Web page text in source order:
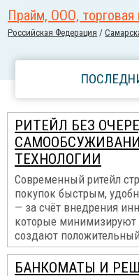
Прайм, ООО, торговая
Российcкая Федерация /
РИТЕЙЛ БЕЗ
ТЕХНОЛОГИИ
Современный ритейл
покупок быстрым,
— за счёт внедрения
которые минимизируют
создают
БАНКОМАТЫ И